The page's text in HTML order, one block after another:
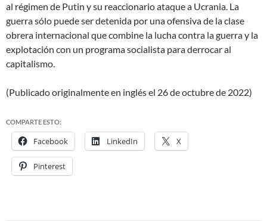
al régimen de Putin y su reaccionario ataque a Ucrania. La
guerra sólo puede ser detenida por una ofensiva de la clase
obrera internacional que combine la lucha contra la guerra y la
explotación con un programa socialista para derrocar al
capitalismo.
(Publicado originalmente en inglés el 26 de octubre de 2022)
COMPARTE ESTO:
Facebook LinkedIn X
Pinterest